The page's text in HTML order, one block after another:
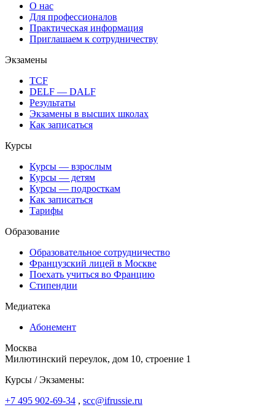
О нас
Для профессионалов
Практическая информация
Приглашаем к сотрудничеству
Экзамены
TCF
DELF — DALF
Результаты
Экзамены в высших школах
Как записаться
Курсы
Курсы — взрослым
Курсы — детям
Курсы — подросткам
Как записаться
Тарифы
Образование
Образовательное сотрудничество
Французский лицей в Москве
Поехать учиться во Францию
Стипендии
Медиатека
Абонемент
Москва
Милютинский переулок, дом 10, строение 1
Курсы / Экзамены:
+7 495 902-69-34 , scc@ifrussie.ru